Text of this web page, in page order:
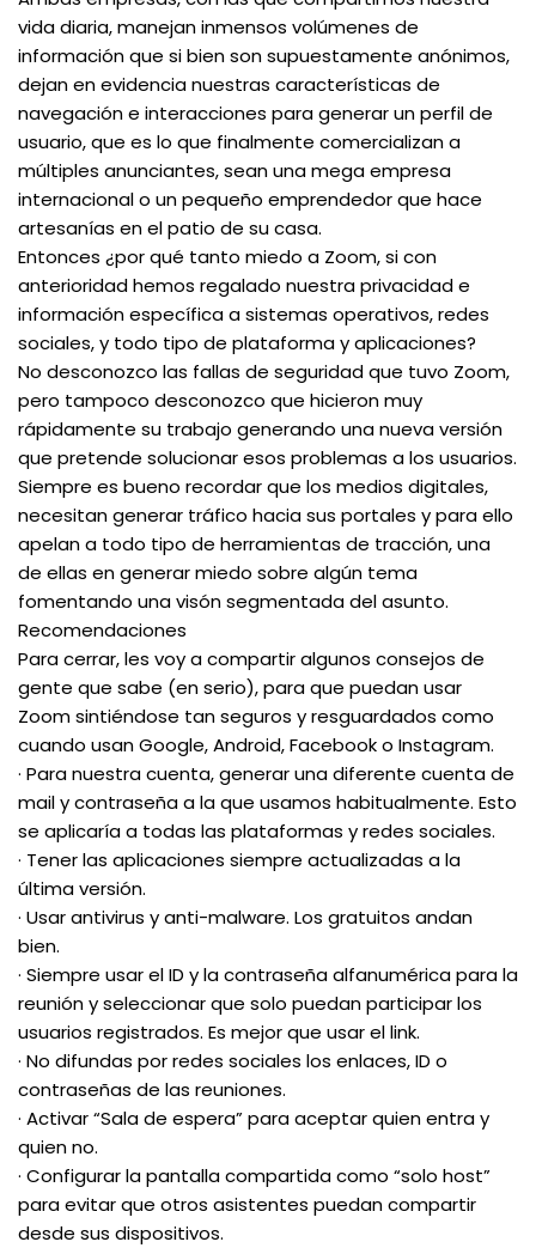
vida diaria, manejan inmensos volúmenes de
información que si bien son supuestamente anónimos,
dejan en evidencia nuestras características de
navegación e interacciones para generar un perfil de
usuario, que es lo que finalmente comercializan a
múltiples anunciantes, sean una mega empresa
internacional o un pequeño emprendedor que hace
artesanías en el patio de su casa.
Entonces ¿por qué tanto miedo a Zoom, si con
anterioridad hemos regalado nuestra privacidad e
información específica a sistemas operativos, redes
sociales, y todo tipo de plataforma y aplicaciones?
No desconozco las fallas de seguridad que tuvo Zoom,
pero tampoco desconozco que hicieron muy
rápidamente su trabajo generando una nueva versión
que pretende solucionar esos problemas a los usuarios.
Siempre es bueno recordar que los medios digitales,
necesitan generar tráfico hacia sus portales y para ello
apelan a todo tipo de herramientas de tracción, una
de ellas en generar miedo sobre algún tema
fomentando una visón segmentada del asunto.
Recomendaciones
Para cerrar, les voy a compartir algunos consejos de
gente que sabe (en serio), para que puedan usar
Zoom sintiéndose tan seguros y resguardados como
cuando usan Google, Android, Facebook o Instagram.
· Para nuestra cuenta, generar una diferente cuenta de
mail y contraseña a la que usamos habitualmente. Esto
se aplicaría a todas las plataformas y redes sociales.
· Tener las aplicaciones siempre actualizadas a la
última versión.
· Usar antivirus y anti-malware. Los gratuitos andan
bien.
· Siempre usar el ID y la contraseña alfanumérica para la
reunión y seleccionar que solo puedan participar los
usuarios registrados. Es mejor que usar el link.
· No difundas por redes sociales los enlaces, ID o
contraseñas de las reuniones.
· Activar “Sala de espera” para aceptar quien entra y
quien no.
· Configurar la pantalla compartida como “solo host”
para evitar que otros asistentes puedan compartir
desde sus dispositivos.